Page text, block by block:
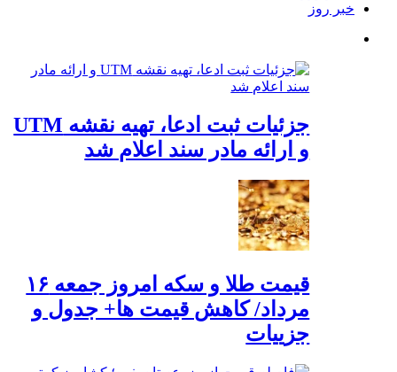
خبر روز
جزئیات ثبت ادعا، تهیه نقشه UTM
و ارائه مادر سند اعلام شد
قیمت طلا و سکه امروز جمعه ۱۶
مرداد/ کاهش قیمت ها+ جدول و
جزییات